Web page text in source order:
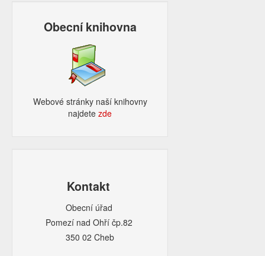
Obecní knihovna
Webové stránky naší knihovny
najdetezde​
Kontakt
Obecní úřad
Pomezí nad Ohří čp.82
350 02 Cheb